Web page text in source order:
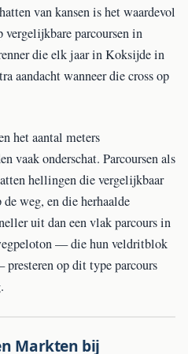
van kansen is het waardevol
parcoursen in
die elk jaar in Koksijde in
aandacht wanneer die cross op
het aantal meters
vaak onderschat. Parcoursen als
hellingen die vergelijkbaar
weg, en die herhaalde
uit dan een vlak parcours in
— die hun veldritblok
op dit type parcours
Markten bij